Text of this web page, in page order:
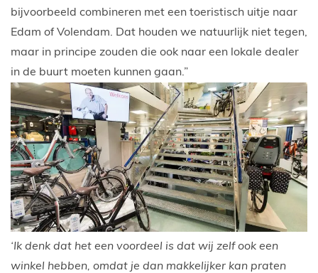
bijvoorbeeld combineren met een toeristisch uitje naar
Edam of Volendam. Dat houden we natuurlijk niet tegen,
maar in principe zouden die ook naar een lokale dealer
in de buurt moeten kunnen gaan.”
‘Ik denk dat het een voordeel is dat wij zelf ook een
winkel hebben, omdat je dan makkelijker kan praten